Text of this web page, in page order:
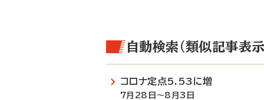
自動検索（類似記事表示
コロナ定点5.53に増
7月28日～8月3日